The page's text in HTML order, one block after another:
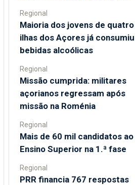
Regional
Maioria dos jovens de quatro
ilhas dos Açores já consumiu
bebidas alcoólicas
Regional
Missão cumprida: militares
açorianos regressam após
missão na Roménia
Regional
Mais de 60 mil candidatos ao
Ensino Superior na 1.ª fase
Regional
PRR financia 767 respostas